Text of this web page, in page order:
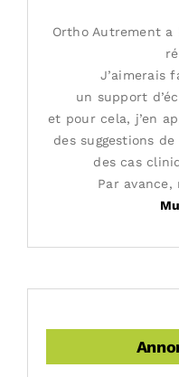
Ortho Autrement
J’aimerais
un support
et pour cela, j’en
des suggestions
des cas
Par